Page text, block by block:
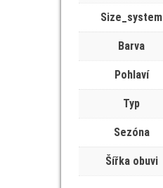
Size_system
Barva
Pohlaví
Typ
Sezóna
Šířka obuvi